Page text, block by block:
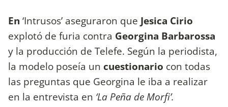
En ‘Intrusos’ aseguraron que Jesica Cirio
explotó de furia contra Georgina Barbarossa
y la producción de Telefe. Según la periodista,
la modelo poseía un cuestionario con todas
las preguntas que Georgina le iba a realizar
en la entrevista en ‘La Peña de Morfi’.